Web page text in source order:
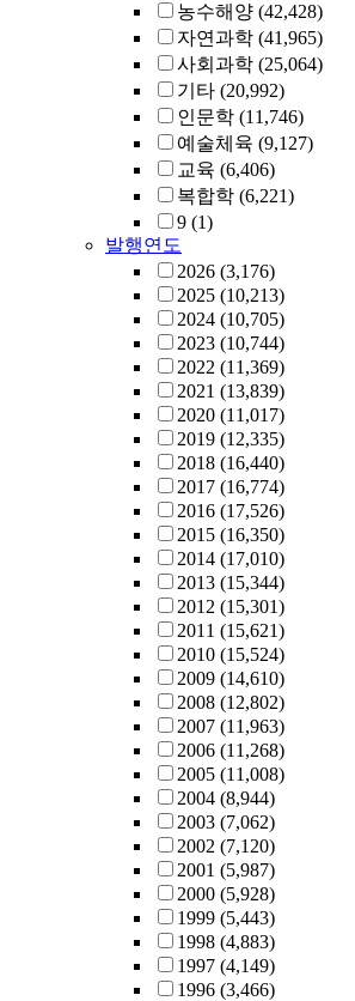
농수해양 (42,428)
자연과학 (41,965)
사회과학 (25,064)
기타 (20,992)
인문학 (11,746)
예술체육 (9,127)
교육 (6,406)
복합학 (6,221)
9 (1)
발행연도
2026 (3,176)
2025 (10,213)
2024 (10,705)
2023 (10,744)
2022 (11,369)
2021 (13,839)
2020 (11,017)
2019 (12,335)
2018 (16,440)
2017 (16,774)
2016 (17,526)
2015 (16,350)
2014 (17,010)
2013 (15,344)
2012 (15,301)
2011 (15,621)
2010 (15,524)
2009 (14,610)
2008 (12,802)
2007 (11,963)
2006 (11,268)
2005 (11,008)
2004 (8,944)
2003 (7,062)
2002 (7,120)
2001 (5,987)
2000 (5,928)
1999 (5,443)
1998 (4,883)
1997 (4,149)
1996 (3,466)